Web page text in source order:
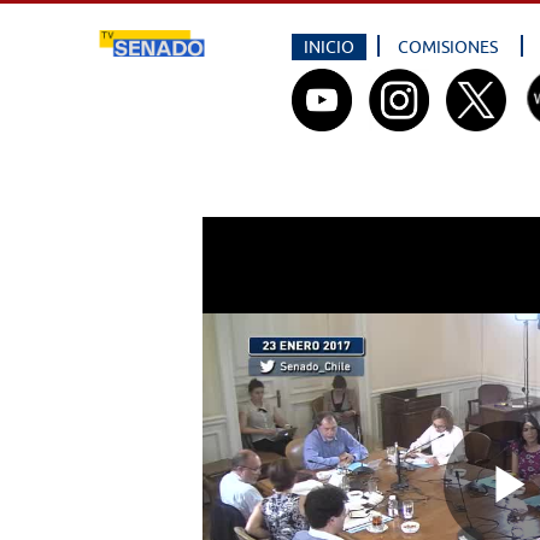
INICIO COMISIONES